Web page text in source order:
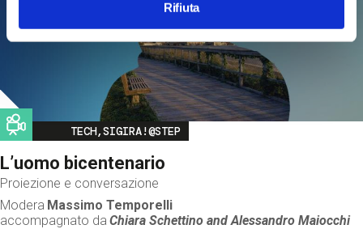
Rifiuta
Image
TECH,SIGIRA!@STEP
L’uomo bicentenario
Proiezione e conversazione
Modera Massimo Temporelli
accompagnato da Chiara Schettino andAlessandro Maiocchi